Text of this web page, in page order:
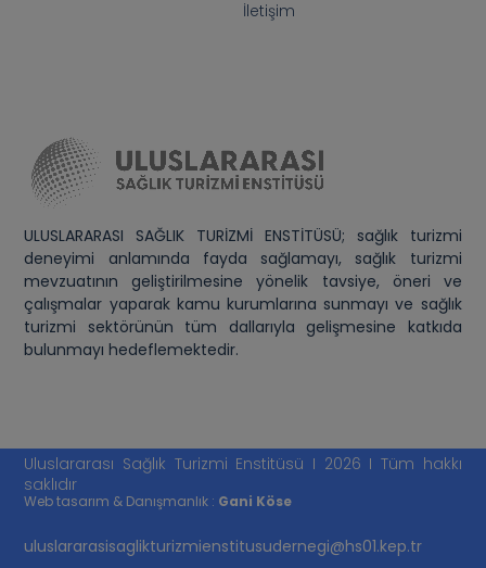
ULUSLARARASI SAĞLIK TURİZMİ ENSTİTÜSÜ; sağlık turizmi
deneyimi anlamında fayda sağlamayı, sağlık turizmi
mevzuatının geliştirilmesine yönelik tavsiye, öneri ve
çalışmalar yaparak kamu kurumlarına sunmayı ve sağlık
turizmi sektörünün tüm dallarıyla gelişmesine katkıda
bulunmayı hedeflemektedir.
İletişim
Uluslararası Sağlık Turizmi Enstitüsü I 2026 I Tüm hakkı
saklıdır
Web tasarım & Danışmanlık : Gani Köse
uluslararasisaglikturizmienstitusudernegi@hs01.kep.tr